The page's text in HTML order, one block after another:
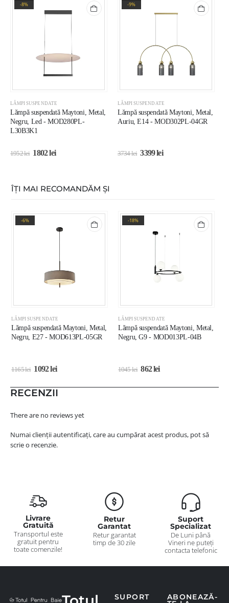
-8%
LĂMPI SUSPENDATE
Lămpă suspendată Maytoni, Metal,
Negru, Led - MOD280PL-
L30B3K1
1952lei 1802lei
-9%
LĂMPI SUSPENDATE
Lămpă suspendată Maytoni, Metal,
Auriu, E14 - MOD302PL-04GR
3734lei 3399lei
ÎȚI MAI RECOMANDĂM ȘI
-6%
LĂMPI SUSPENDATE
Lămpă suspendată Maytoni, Metal,
Negru, E27 - MOD613PL-05GR
1165lei 1092lei
-18%
LĂMPI SUSPENDATE
Lămpă suspendată Maytoni, Metal,
Negru, G9 - MOD013PL-04B
1045lei 862lei
RECENZII
There are no reviews yet
Numai clienții autentificați, care au cumpărat acest produs, pot să
scrie o recenzie.
Livrare
Gratuită
Transportul este
gratuit pentru
toate comenzile!
Retur
Garantat
Retur garantat
timp de 30 zile
Suport
Specializat
De Luni până
Vineri ne puteți
contacta telefonic
ABONEAZĂ-
SUPORT